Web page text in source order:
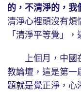
的，不清淨的，
清淨心裡頭沒有煩
「清淨平等覺」
上個月，中國在
教論壇，這是第一
題就是覺正淨，心